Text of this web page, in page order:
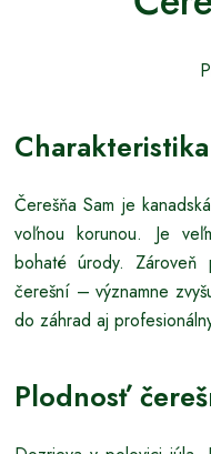
Čerešňa Sam je
voľnou korunou. Je
bohaté úrody. Zároveň
čerešní – významne
do záhrad aj
Plodnosť